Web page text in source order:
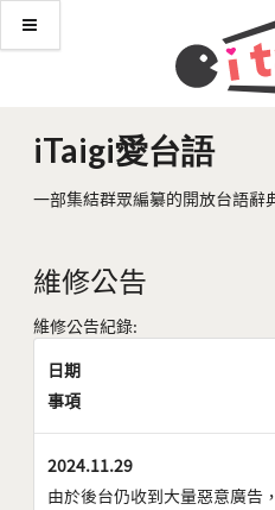
iTaigi愛台語
一部集結群眾編纂的開放台語辭
維修公告
維修公告紀錄:
日期
事項
2024.11.29
由於後台仍收到大量惡意廣告